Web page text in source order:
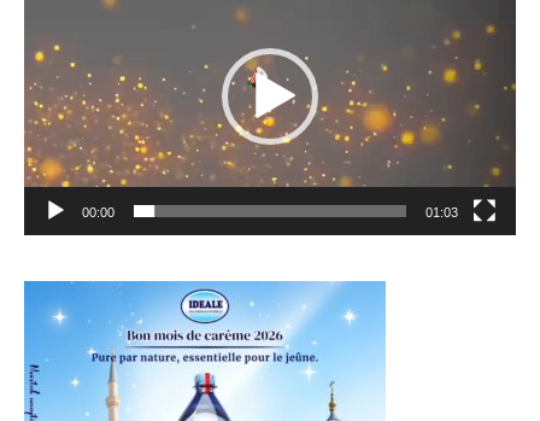
00:00 01:03